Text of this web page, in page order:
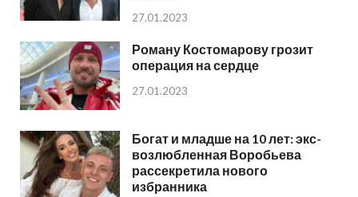
27.01.2023
Роману Костомарову грозит
операция на сердце
27.01.2023
Богат и младше на 10 лет: экс-
возлюбленная Воробьева
рассекретила нового
избранника